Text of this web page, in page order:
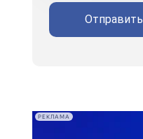
Отправить
РЕКЛАМА